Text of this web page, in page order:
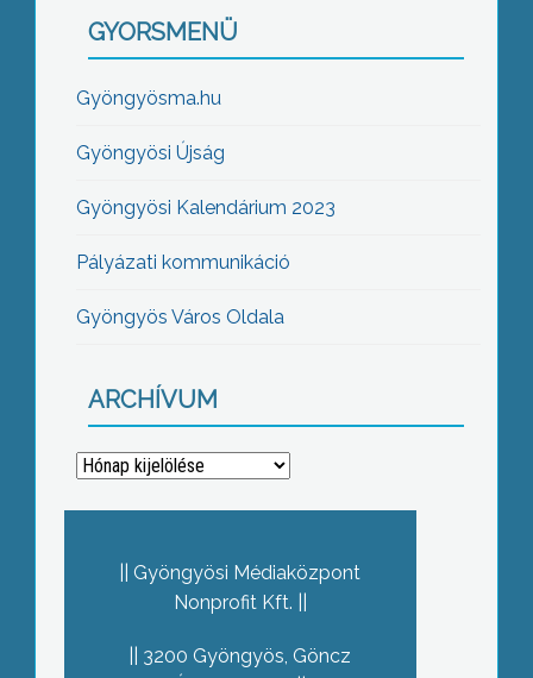
GYORSMENÜ
Gyöngyösma.hu
Gyöngyösi Újság
Gyöngyösi Kalendárium 2023
Pályázati kommunikáció
Gyöngyös Város Oldala
ARCHÍVUM
Archívum
Gyöngyösi Médiaközpont
Nonprofit Kft.
3200 Gyöngyös, Göncz